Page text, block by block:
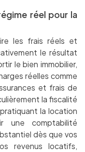
réel pour la
les frais réels et
le résultat
le bien immobilier,
réelles comme
et frais de
la fiscalité
la location
une comptabilité
dès que vos
revenus locatifs,